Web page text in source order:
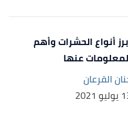
أنواع الحشرات وأهم
عنها
القرعان
2021